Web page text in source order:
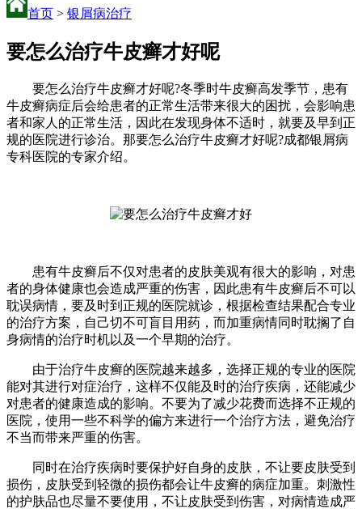
首页 > 银屑病治疗
要怎么治疗牛皮癣才好呢
要怎么治疗牛皮癣才好呢?冬季时牛皮癣高发季节，患有
牛皮癣病症后会给患者的正常生活带来很大的困扰，会影响患
者和家人的正常生活，因此在发现身体不适时，就要及早到正
规的医院进行诊治。那要怎么治疗牛皮癣才好呢?成都银屑病
专科医院的专家介绍。
患有牛皮癣后不仅对患者的皮肤美观有很大的影响，对患
者的身体健康也会造成严重的伤害，因此患有牛皮癣后不可以
耽误病情，要及时到正规的医院就诊，根据检查结果配合专业
的治疗方案，自己切不可盲目用药，而加重病情同时耽搁了自
身病情的治疗时机以及一个早期的治疗。
由于治疗牛皮癣的医院越来越多，选择正规的专业的医院
能对其进行对症治疗，这样不仅能及时的治疗疾病，还能减少
对患者的健康造成的影响。不要为了减少花费而选择不正规的
医院，使用一些不科学的偏方来进行一个治疗方法，避免治疗
不当而带来严重的伤害。
同时在治疗疾病时要保护好自身的皮肤，不让要皮肤受到
损伤，皮肤受到轻微的损伤都会让牛皮癣的病症加重。刺激性
的护肤品也尽量不要使用，不让皮肤受到伤害，对病情造成严